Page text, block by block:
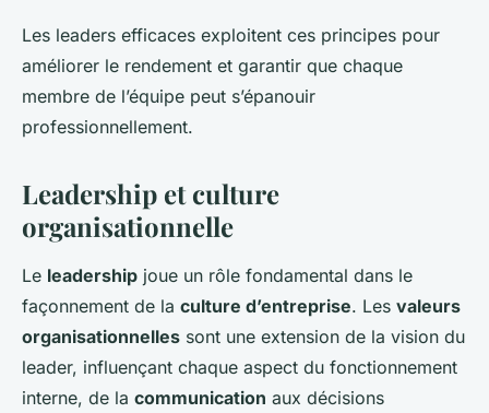
Les leaders efficaces exploitent ces principes pour
améliorer le rendement et garantir que chaque
membre de l’équipe peut s’épanouir
professionnellement.
Leadership et culture
organisationnelle
Le leadership joue un rôle fondamental dans le
façonnement de la culture d’entreprise. Les valeurs
organisationnelles sont une extension de la vision du
leader, influençant chaque aspect du fonctionnement
interne, de la communication aux décisions